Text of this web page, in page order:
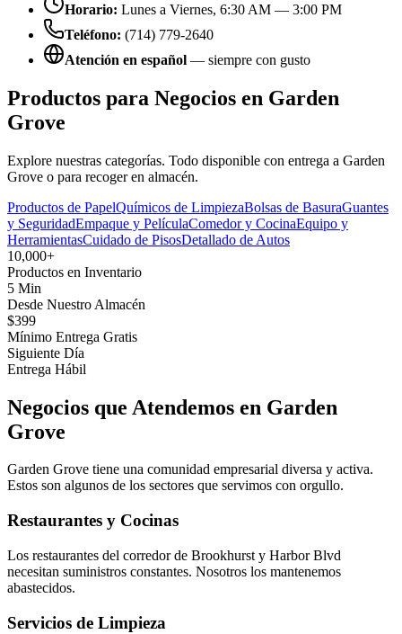
Horario: Lunes a Viernes, 6:30 AM — 3:00 PM
Teléfono: (714) 779-2640
Atención en español — siempre con gusto
Productos para Negocios en Garden
Grove
Explore nuestras categorías. Todo disponible con entrega a Garden
Grove o para recoger en almacén.
Productos de PapelQuímicos de LimpiezaBolsas de BasuraGuantes
y SeguridadEmpaque y PelículaComedor y CocinaEquipo y
HerramientasCuidado de PisosDetallado de Autos
10,000+
Productos en Inventario
5 Min
Desde Nuestro Almacén
$399
Mínimo Entrega Gratis
Siguiente Día
Entrega Hábil
Negocios que Atendemos en Garden
Grove
Garden Grove tiene una comunidad empresarial diversa y activa.
Estos son algunos de los sectores que servimos con orgullo.
Restaurantes y Cocinas
Los restaurantes del corredor de Brookhurst y Harbor Blvd
necesitan suministros constantes. Nosotros los mantenemos
abastecidos.
Servicios de Limpieza